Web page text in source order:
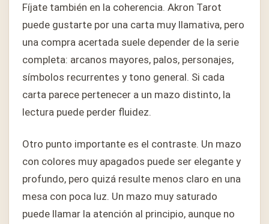
Fíjate también en la coherencia. Akron Tarot
puede gustarte por una carta muy llamativa, pero
una compra acertada suele depender de la serie
completa: arcanos mayores, palos, personajes,
símbolos recurrentes y tono general. Si cada
carta parece pertenecer a un mazo distinto, la
lectura puede perder fluidez.
Otro punto importante es el contraste. Un mazo
con colores muy apagados puede ser elegante y
profundo, pero quizá resulte menos claro en una
mesa con poca luz. Un mazo muy saturado
puede llamar la atención al principio, aunque no